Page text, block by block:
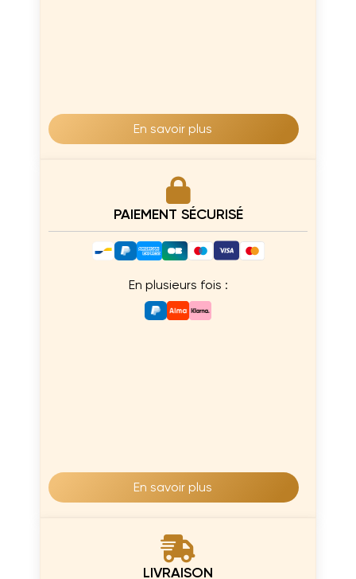
En savoir plus
PAIEMENT SÉCURISÉ
En plusieurs fois :
En savoir plus
LIVRAISON